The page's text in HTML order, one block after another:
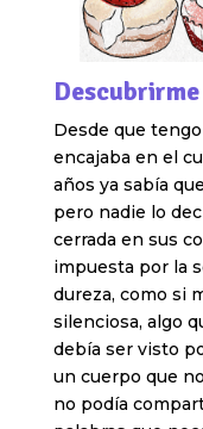
Desde que
encajaba en el
años ya sabía
pero nadie lo
cerrada en sus
impuesta por la
dureza, como si
silenciosa, algo
debía ser visto
un cuerpo que
no podía